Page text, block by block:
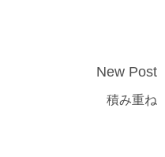
New Post
積み重ね